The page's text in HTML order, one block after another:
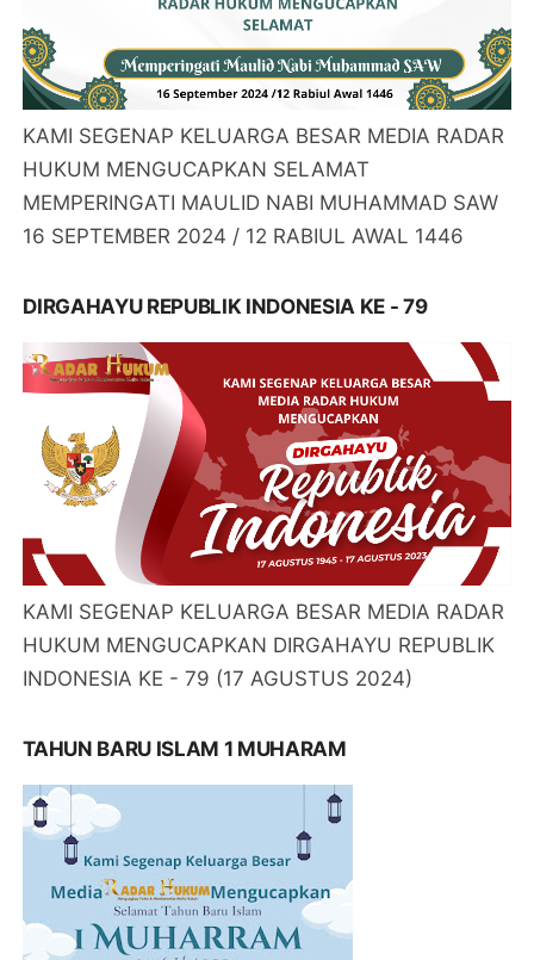
KAMI SEGENAP KELUARGA BESAR MEDIA RADAR
HUKUM MENGUCAPKAN SELAMAT
MEMPERINGATI MAULID NABI MUHAMMAD SAW
16 SEPTEMBER 2024 / 12 RABIUL AWAL 1446
DIRGAHAYU REPUBLIK INDONESIA KE - 79
KAMI SEGENAP KELUARGA BESAR MEDIA RADAR
HUKUM MENGUCAPKAN DIRGAHAYU REPUBLIK
INDONESIA KE - 79 (17 AGUSTUS 2024)
TAHUN BARU ISLAM 1 MUHARAM